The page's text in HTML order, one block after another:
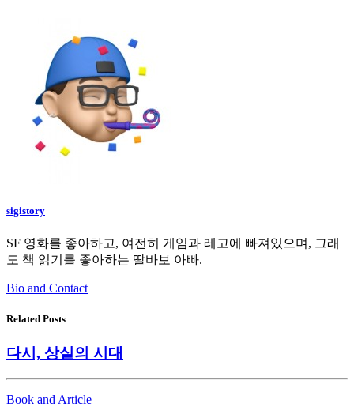
sigistory
SF 영화를 좋아하고, 여전히 게임과 레고에 빠져있으며, 그래
도 책 읽기를 좋아하는 딸바보 아빠.
Bio and Contact
Related Posts
다시, 상실의 시대
Book and Article